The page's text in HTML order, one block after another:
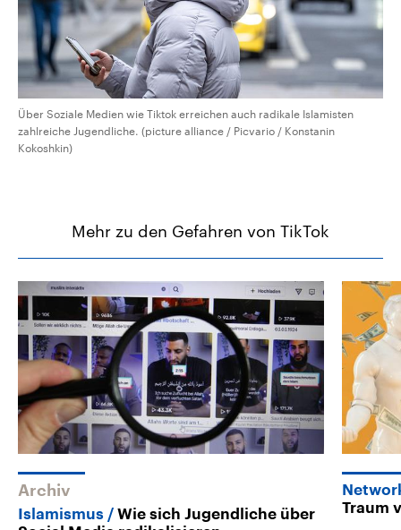
Über Soziale Medien wie Tiktok erreichen auch radikale Islamisten
zahlreiche Jugendliche. (picture alliance / Picvario / Konstanin
Kokoshkin)
Mehr zu den Gefahren von TikTok
Archiv
Islamismus
Wie sich Jugendliche über
Traum